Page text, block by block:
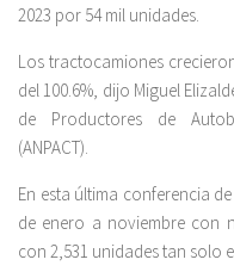
2023 por 54 mil unidades.
Los tractocamiones
del 100.6%, dijo Miguel
de Productores de
(ANPACT).
En esta última conferencia
de enero a noviembre con
con 2,531 unidades tan solo